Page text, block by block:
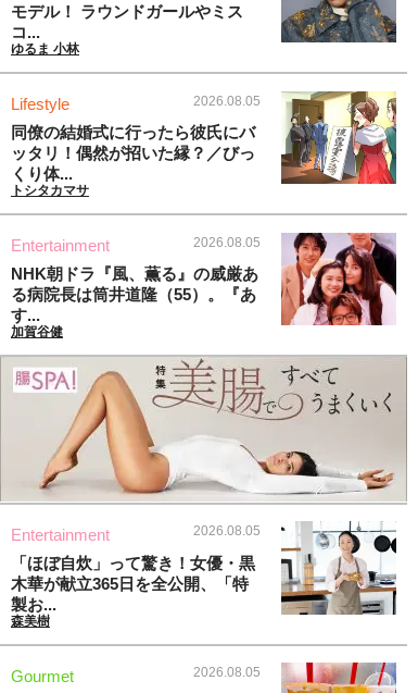
モデル！ ラウンドガールやミス
コ...
ゆるま 小林
Lifestyle 2026.08.05
同僚の結婚式に行ったら彼氏にバ
ッタリ！偶然が招いた縁？／びっ
くり体...
トシタカマサ
Entertainment 2026.08.05
NHK朝ドラ『風、薫る』の威厳あ
る病院長は筒井道隆（55）。『あ
す...
加賀谷健
Entertainment 2026.08.05
「ほぼ自炊」って驚き！女優・黒
木華が献立365日を全公開、「特
製お...
森美樹
Gourmet 2026.08.05